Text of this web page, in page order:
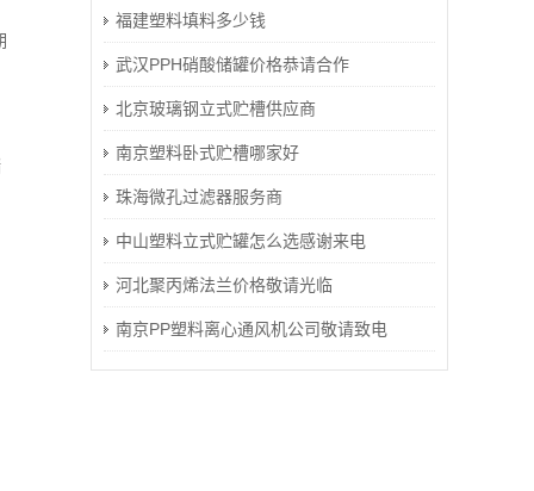
福建塑料填料多少钱
武汉PPH硝酸储罐价格恭请合作
北京玻璃钢立式贮槽供应商
南京塑料卧式贮槽哪家好
珠海微孔过滤器服务商
中山塑料立式贮罐怎么选感谢来电
河北聚丙烯法兰价格敬请光临
南京PP塑料离心通风机公司敬请致电